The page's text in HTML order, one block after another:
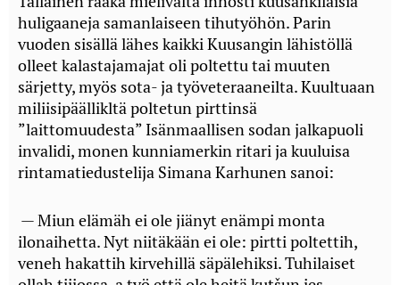
huligaaneja samanlaiseen tihutyöhön. Parin
vuoden sisällä lähes kaikki Kuusangin lähistöllä
olleet kalastajamajat oli poltettu tai muuten
särjetty, myös sota- ja työveteraaneilta. Kuultuaan
miliisipäällikltä poltetun pirttinsä
”laittomuudesta” Isänmaallisen sodan jalkapuoli
invalidi, monen kunniamerkin ritari ja kuuluisa
rintamatiedustelija Simana Karhunen sanoi:
— Miun elämäh ei ole jiänyt enämpi monta
ilonaihetta. Nyt niitäkään ei ole: pirtti poltettih,
veneh hakattih kirvehillä säpälehiksi. Tuhilaiset